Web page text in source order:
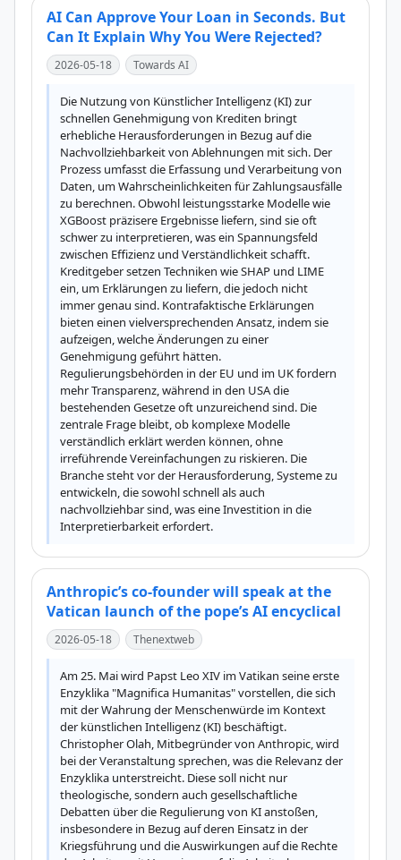
AI Can Approve Your Loan in Seconds. But
Can It Explain Why You Were Rejected?
2026-05-18 Towards AI
Die Nutzung von Künstlicher Intelligenz (KI) zur
schnellen Genehmigung von Krediten bringt
erhebliche Herausforderungen in Bezug auf die
Nachvollziehbarkeit von Ablehnungen mit sich. Der
Prozess umfasst die Erfassung und Verarbeitung von
Daten, um Wahrscheinlichkeiten für Zahlungsausfälle
zu berechnen. Obwohl leistungsstarke Modelle wie
XGBoost präzisere Ergebnisse liefern, sind sie oft
schwer zu interpretieren, was ein Spannungsfeld
zwischen Effizienz und Verständlichkeit schafft.
Kreditgeber setzen Techniken wie SHAP und LIME
ein, um Erklärungen zu liefern, die jedoch nicht
immer genau sind. Kontrafaktische Erklärungen
bieten einen vielversprechenden Ansatz, indem sie
aufzeigen, welche Änderungen zu einer
Genehmigung geführt hätten.
Regulierungsbehörden in der EU und im UK fordern
mehr Transparenz, während in den USA die
bestehenden Gesetze oft unzureichend sind. Die
zentrale Frage bleibt, ob komplexe Modelle
verständlich erklärt werden können, ohne
irreführende Vereinfachungen zu riskieren. Die
Branche steht vor der Herausforderung, Systeme zu
entwickeln, die sowohl schnell als auch
nachvollziehbar sind, was eine Investition in die
Interpretierbarkeit erfordert.
Anthropic’s co-founder will speak at the
Vatican launch of the pope’s AI encyclical
2026-05-18 Thenextweb
Am 25. Mai wird Papst Leo XIV im Vatikan seine erste
Enzyklika "Magnifica Humanitas" vorstellen, die sich
mit der Wahrung der Menschenwürde im Kontext
der künstlichen Intelligenz (KI) beschäftigt.
Christopher Olah, Mitbegründer von Anthropic, wird
bei der Veranstaltung sprechen, was die Relevanz der
Enzyklika unterstreicht. Diese soll nicht nur
theologische, sondern auch gesellschaftliche
Debatten über die Regulierung von KI anstoßen,
insbesondere in Bezug auf deren Einsatz in der
Kriegsführung und die Auswirkungen auf die Rechte